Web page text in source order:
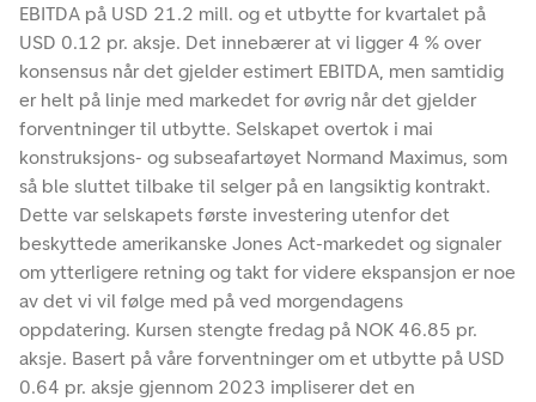
EBITDA på USD 21.2 mill. og et utbytte for kvartalet på
USD 0.12 pr. aksje. Det innebærer at vi ligger 4 % over
konsensus når det gjelder estimert EBITDA, men samtidig
er helt på linje med markedet for øvrig når det gjelder
forventninger til utbytte. Selskapet overtok i mai
konstruksjons- og subseafartøyet Normand Maximus, som
så ble sluttet tilbake til selger på en langsiktig kontrakt.
Dette var selskapets første investering utenfor det
beskyttede amerikanske Jones Act-markedet og signaler
om ytterligere retning og takt for videre ekspansjon er noe
av det vi vil følge med på ved morgendagens
oppdatering. Kursen stengte fredag på NOK 46.85 pr.
aksje. Basert på våre forventninger om et utbytte på USD
0.64 pr. aksje gjennom 2023 impliserer det en